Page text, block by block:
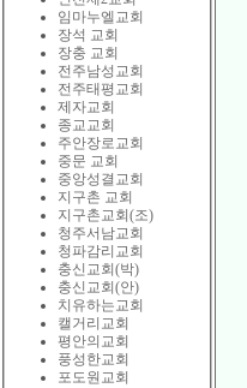
임마누엘교회
장석 교회
장충 교회
전주남성교회
전주태평교회
제자교회
종교교회
주안장로교회
중문 교회
중앙성결교회
지구촌 교회
지구촌교회(조)
청주서남교회
청파감리교회
충신교회(박)
충신교회(안)
치유하는교회
캘거리교회
평안의교회
풍성한교회
포도원교회